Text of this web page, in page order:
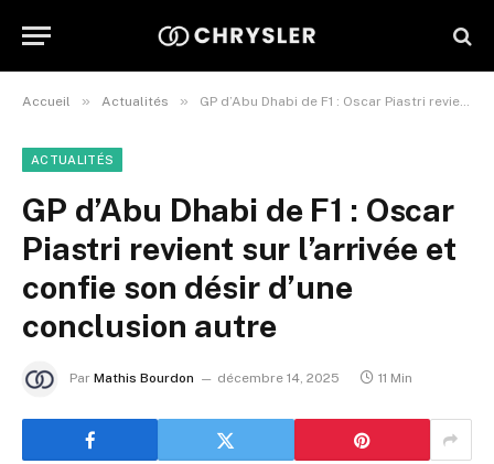
Accueil » Actualités » GP d’Abu Dhabi de F1 : Oscar Piastri revient sur l’arrivée et confie son désir d’une conclusion autre
ACTUALITÉS
GP d’Abu Dhabi de F1 : Oscar
Piastri revient sur l’arrivée et
confie son désir d’une
conclusion autre
Par Mathis Bourdon décembre 14, 2025 11 Min